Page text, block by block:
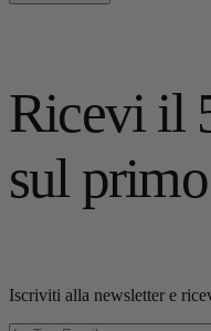
Ricevi il
sul
Iscriviti alla newsletter e